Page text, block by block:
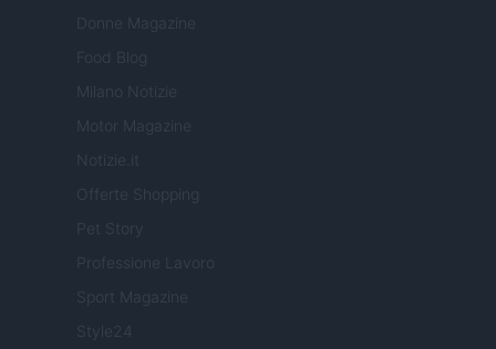
Donne Magazine
Food Blog
Milano Notizie
Motor Magazine
Notizie.it
Offerte Shopping
Pet Story
Professione Lavoro
Sport Magazine
Style24